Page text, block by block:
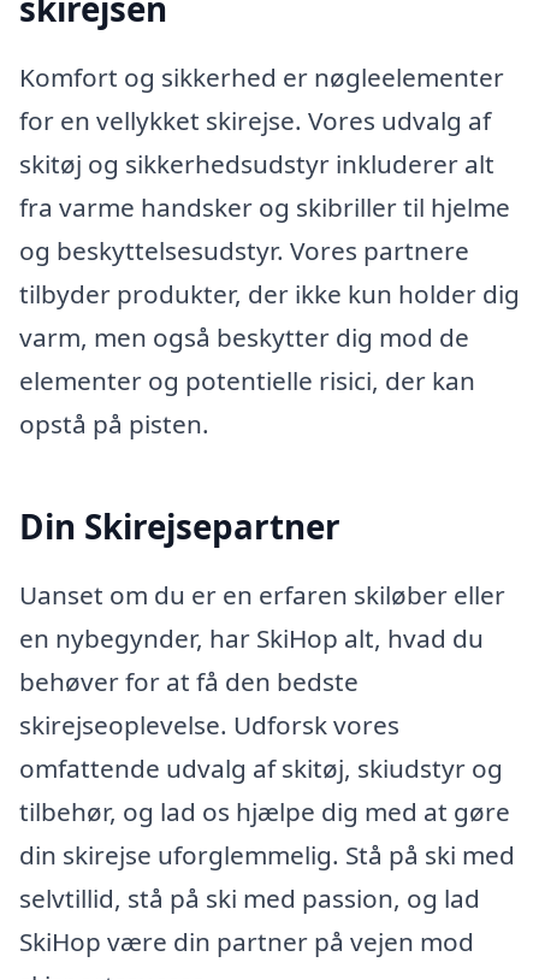
Komfort og sikkerhed er nøgleelementer
for en vellykket skirejse. Vores udvalg af
skitøj og sikkerhedsudstyr inkluderer alt
fra varme handsker og skibriller til hjelme
og beskyttelsesudstyr. Vores partnere
tilbyder produkter, der ikke kun holder dig
varm, men også beskytter dig mod de
elementer og potentielle risici, der kan
opstå på pisten.
Din Skirejsepartner
Uanset om du er en erfaren skiløber eller
en nybegynder, har SkiHop alt, hvad du
behøver for at få den bedste
skirejseoplevelse. Udforsk vores
omfattende udvalg af skitøj, skiudstyr og
tilbehør, og lad os hjælpe dig med at gøre
din skirejse uforglemmelig. Stå på ski med
selvtillid, stå på ski med passion, og lad
SkiHop være din partner på vejen mod